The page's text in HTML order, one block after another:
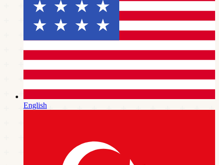
English